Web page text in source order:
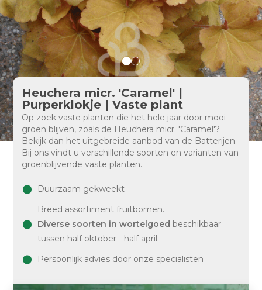
Heuchera micr. 'Caramel' |
Purperklokje | Vaste plant
Op zoek vaste planten die het hele jaar door mooi
groen blijven, zoals de Heuchera micr. 'Caramel'?
Bekijk dan het uitgebreide aanbod van de Batterijen.
Bij ons vindt u verschillende soorten en varianten van
groenblijvende vaste planten.
Duurzaam gekweekt
Breed assortiment fruitbomen.
Diverse soorten in wortelgoed beschikbaar
tussen half oktober - half april.
Persoonlijk advies door onze specialisten